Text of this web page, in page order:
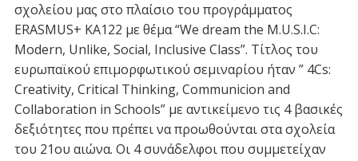
σχολείου μας στο πλαίσιο του προγράμματος
ERASMUS+ KA122 με θέμα “We dream the M.U.S.I.C:
Modern, Unlike, Social, Inclusive Class”. Τίτλος του
ευρωπαϊκού επιμορφωτικού σεμιναρίου ήταν ” 4Cs:
Creativity, Critical Thinking, Communicion and
Collaboration in Schools” με αντικείμενο τις 4 βασικές
δεξιότητες που πρέπει να προωθούνται στα σχολεία
του 21ου αιώνα. Οι 4 συνάδελφοι που συμμετείχαν